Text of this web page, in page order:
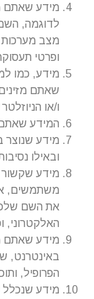
מידע שאתם
לדוגמה,
מצב מערכות
ופרטי
מידע, כמו
שאתם
ו/או
המידע שאתם
מידע שנוצר
ובאילו
מידע
משתמשים,
את השם
האלקטרוני,
מידע שאתם
באינטרנט,
הפרופיל,
מידע שנכלל